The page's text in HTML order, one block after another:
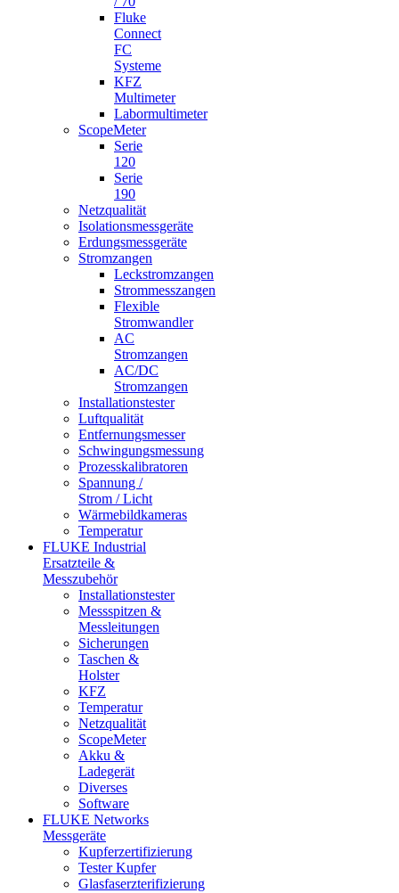
Fluke
Connect
FC
Systeme
KFZ
Multimeter
Labormultimeter
ScopeMeter
Serie
120
Serie
190
Netzqualität
Isolationsmessgeräte
Erdungsmessgeräte
Stromzangen
Leckstromzangen
Strommesszangen
Flexible
Stromwandler
AC
Stromzangen
AC/DC
Stromzangen
Installationstester
Luftqualität
Entfernungsmesser
Schwingungsmessung
Prozesskalibratoren
Spannung /
Strom / Licht
Wärmebildkameras
Temperatur
FLUKE Industrial
Ersatzteile &
Messzubehör
Installationstester
Messspitzen &
Messleitungen
Sicherungen
Taschen &
Holster
KFZ
Temperatur
Netzqualität
ScopeMeter
Akku &
Ladegerät
Diverses
Software
FLUKE Networks
Messgeräte
Kupferzertifizierung
Tester Kupfer
Glasfaserzterifizierung